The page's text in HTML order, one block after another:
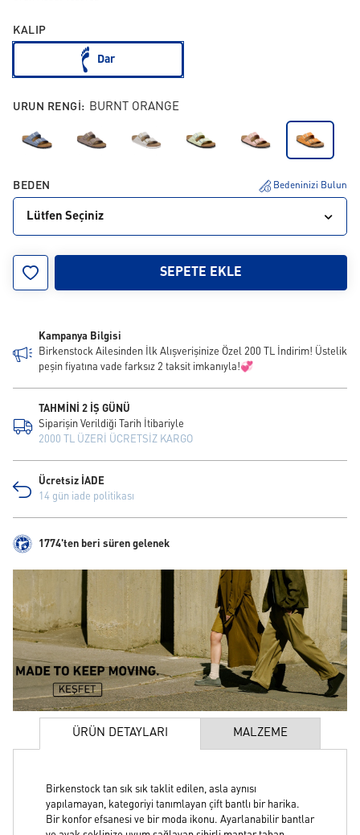
KALIP
Dar
URUN RENGI: BURNT ORANGE
BEDEN Bedeninizi Bulun
Lütfen Seçiniz
SEPETE EKLE
Kampanya Bilgisi
Birkenstock Ailesinden İlk Alışverişinize Özel 200 TL İndirim! Üstelik
peşin fiyatına vade farksız 2 taksit imkanıyla!💞
TAHMİNİ 2 İŞ GÜNÜ
Siparişin Verildiği Tarih İtibariyle
2000 TL ÜZERİ ÜCRETSİZ KARGO
Ücretsiz İADE
14 gün iade politikası
1774'ten beri süren gelenek
ÜRÜN DETAYLARI MALZEME
Birkenstock tan sık sık taklit edilen, asla aynısı
yapılamayan, kategoriyi tanımlayan çift bantlı bir harika.
Bir konfor efsanesi ve bir moda ikonu. Ayarlanabilir bantlar